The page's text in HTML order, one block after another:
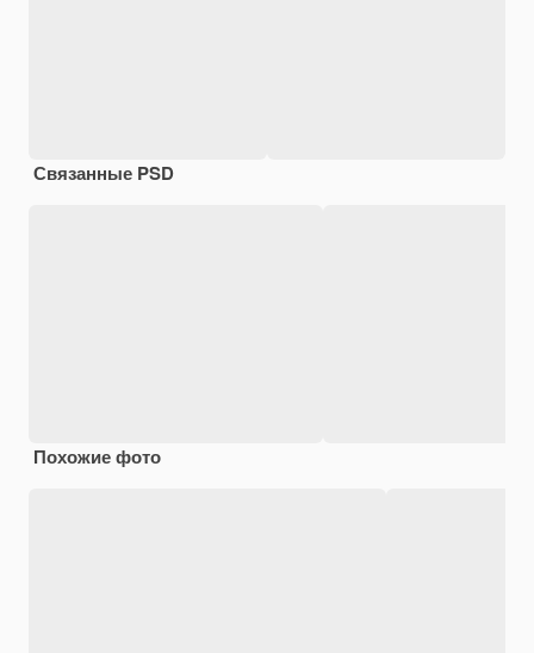
Связанные PSD
Похожие фото